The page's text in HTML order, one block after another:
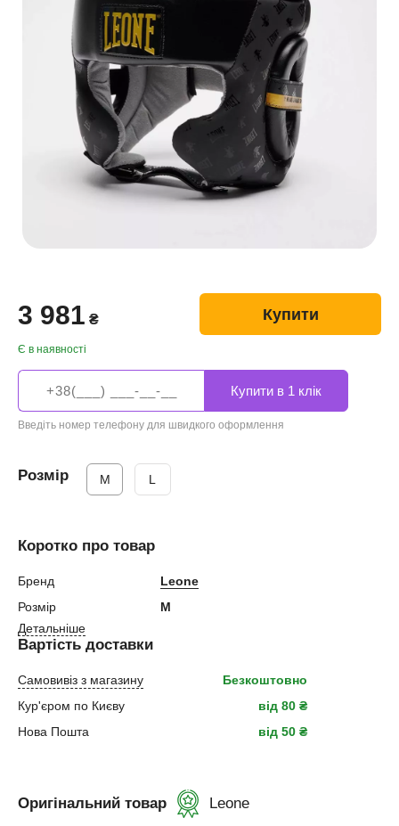
3 981 ₴
Є в наявності
Купити
Введіть номер телефону для швидкого оформлення
Розмір M L
Коротко про товар
Бренд
Leone
Розмір
M
Детальніше
Вартість доставки
Самовивіз з магазину
Безкоштовно
Кур'єром по Києву
від 80 ₴
Нова Пошта
від 50 ₴
Оригінальний товар Leone